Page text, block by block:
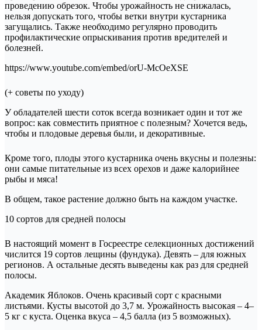
проведению обрезок. Чтобы урожайность не снижалась,
нельзя допускать того, чтобы ветки внутри кустарника
загущались. Также необходимо регулярно проводить
профилактические опрыскивания против вредителей и
болезней.
https://www.youtube.com/embed/orU-McOeXSE
(+ советы по уходу)
У обладателей шести соток всегда возникает один и тот же
вопрос: как совместить приятное с полезным? Хочется ведь,
чтобы и плодовые деревья были, и декоративные.
Кроме того, плоды этого кустарника очень вкусны и полезны:
они самые питательные из всех орехов и даже калорийнее
рыбы и мяса!
В общем, такое растение должно быть на каждом участке.
10 сортов для средней полосы
В настоящий момент в Госреестре селекционных достижений
числится 19 сортов лещины (фундука). Девять – для южных
регионов. А остальные десять выведены как раз для средней
полосы.
Академик Яблоков. Очень красивый сорт с красными
листьями. Кусты высотой до 3,7 м. Урожайность высокая – 4–
5 кг с куста. Оценка вкуса – 4,5 балла (из 5 возможных).